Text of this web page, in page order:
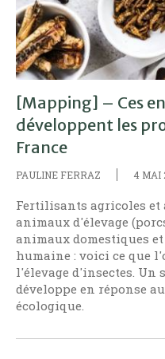
[Mapping] – Ces
développent les
France
PAULINE FERRAZ 4 MAI
Fertilisants agricoles
animaux d'élevage
animaux domestiques
humaine : voici ce que
l'élevage d'insectes. Un
développe en réponse
écologique.